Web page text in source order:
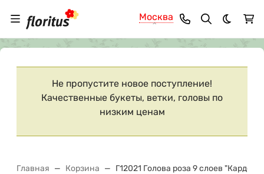
Москва
Ваш городМосква?
Темная
Не пропустите новое поступление!
Качественные букеты, ветки, головы по
низким ценам
Главная Корзина Г12021 Голова роза 9 слоев